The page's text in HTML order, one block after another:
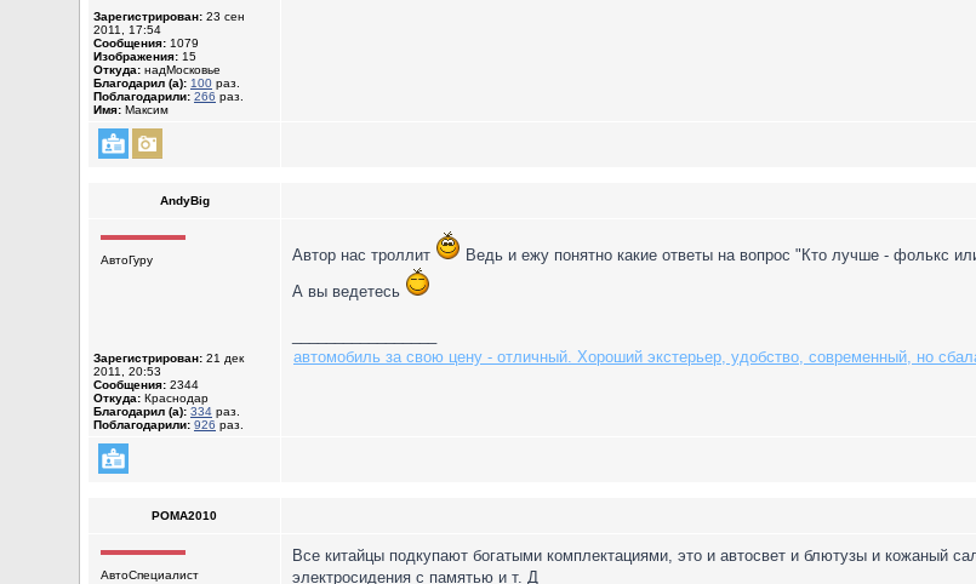
Зарегистрирован: 23 сен
2011, 17:54
Сообщения: 1079
Изображения: 15
Откуда: надМосковье
Благодарил (а): 100 раз.
Поблагодарили: 266 раз.
Имя: Максим
AndyBig
АвтоГуру
Зарегистрирован: 21 дек
2011, 20:53
Сообщения: 2344
Откуда: Краснодар
Благодарил (а): 334 раз.
Поблагодарили: 926 раз.
Автор нас троллит
Ведь и ежу понятно какие ответы на вопрос "Кто лучше - фолькс
А вы ведетесь
автомобиль за свою цену - отличный. Хороший экстерьер, удобство, современный, но
POMA2010
АвтоСпециалист
Все китайцы подкупают богатыми комплектациями, это и автосвет и блютузы и кожаный
электросидения с памятью и т. Д